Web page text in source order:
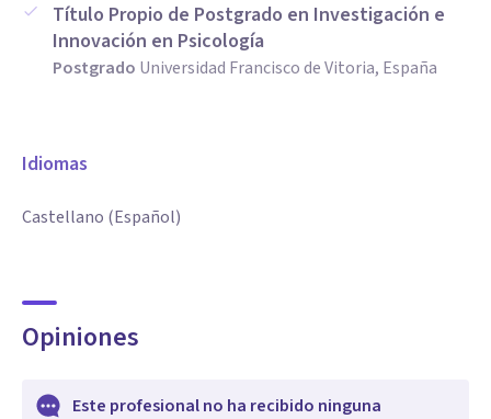
Título Propio de Postgrado en Investigación e
Innovación en Psicología
Postgrado Universidad Francisco de Vitoria, España
Idiomas
Castellano (Español)
Opiniones
Este profesional no ha recibido ninguna